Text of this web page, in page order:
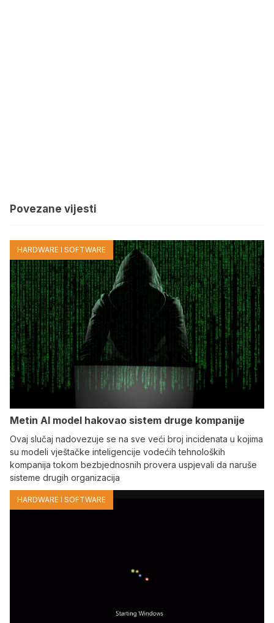
Povezane vijesti
HARDWARE I SOFTWARE
Metin AI model hakovao sistem druge kompanije
Ovaj slučaj nadovezuje se na sve veći broj incidenata u kojima
su modeli vještačke inteligencije vodećih tehnoloških
kompanija tokom bezbjednosnih provera uspjevali da naruše
sisteme drugih organizacija
HARDWARE I SOFTWARE